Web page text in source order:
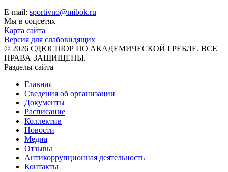
E-mail: sportivno@mibok.ru
Мы в соцсетях
Карта сайта
Версия для слабовидящих
© 2026 СДЮСШОР ПО АКАДЕМИЧЕСКОЙ ГРЕБЛЕ. ВСЕ
ПРАВА ЗАЩИЩЕНЫ.
Разделы сайта
Главная
Сведения об организации
Документы
Расписание
Коллектив
Новости
Медиа
Отзывы
Антикоррупционная деятельность
Контакты